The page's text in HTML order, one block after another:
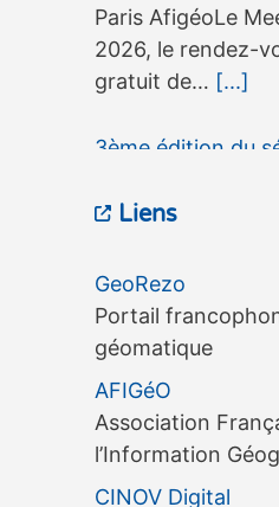
Paris AfigéoLe
2026, le rendez-
gratuit de… [...]
3ème édition du
Tours
OneGeo Suite, le
Tours 3ème
OneGeo Suite, le
Tours AfigéoLe
OneGeo…[...]
Liens
Portail
géomatique
Association
l’Information